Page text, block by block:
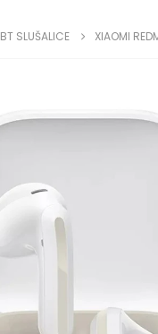
BT SLUŠALICE XIAOMI